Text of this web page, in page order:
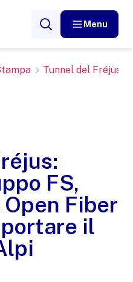
Menu
Tunnel del Fréjus:
FS,
Fiber
il